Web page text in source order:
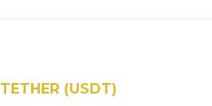
TETHER (USDT)